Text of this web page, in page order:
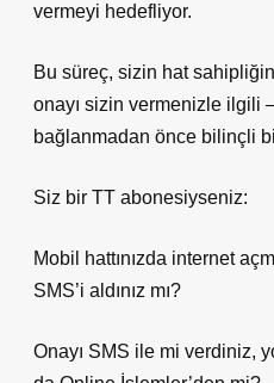
vermeyi hedefliyor.
Bu süreç, sizin hat
onayı sizin vermenizle ilgili
bağlanmadan önce bilinçli
Siz bir TT abonesiyseniz:
Mobil hattınızda internet
SMS’i aldınız mı?
Onayı SMS ile mi verdiniz,